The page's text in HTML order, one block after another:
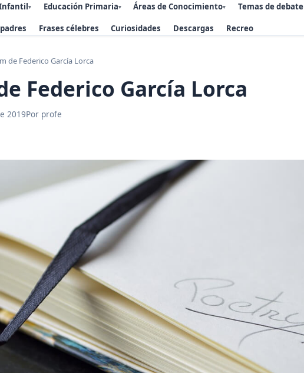
▾ Educación Primaria▾ Áreas de Conocimiento▾ Temas de debate
Frases célebres Curiosidades Descargas Recreo
de Federico García Lorca
Federico García Lorca
2019Por profe